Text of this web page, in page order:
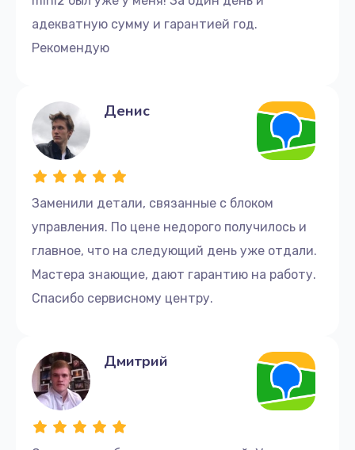
адекватную сумму и гарантией год.
Рекомендую
Заменили детали, связанные с блоком
управления. По цене недорого получилось и
главное, что на следующий день уже отдали.
Мастера знающие, дают гарантию на работу.
Спасибо сервисному центру.
Денис
Дмитрий